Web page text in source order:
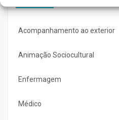
Acompanhamento ao exterior
Animação Sociocultural
Enfermagem
Médico